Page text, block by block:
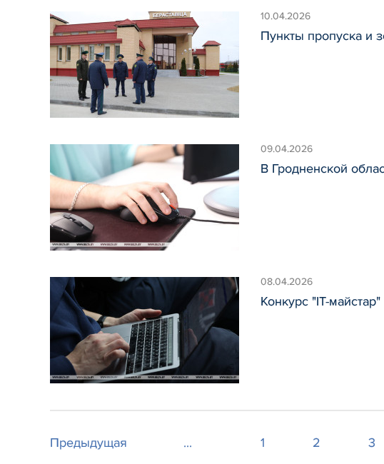
10.04.2026
Пункты пропуска и
09.04.2026
В Гродненской
08.04.2026
Конкурс "IT-
Предыдущая ... 1 2 3